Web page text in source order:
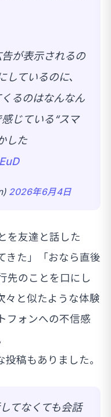
が表示されるの
ているのに、
るのはなんなん
じている“スマ
した
2026年6月4日
を友達と話した
きた」「おなら直後
先のことを口にし
と似たような体験
フォンへの不信感
稿もありました。
てなくても会話